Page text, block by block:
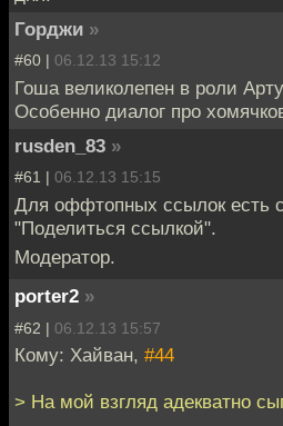
Горджи »
#60 | 06.12.13 15:12
Гоша великолепен в роли
Особенно диалог про
rusden_83 »
#61 | 06.12.13 15:15
Для оффтопных ссылок есть
"Поделиться ссылкой".
Модератор.
porter2 »
#62 | 06.12.13 15:57
Кому: Хайван, #44
> На мой взгляд адекватно